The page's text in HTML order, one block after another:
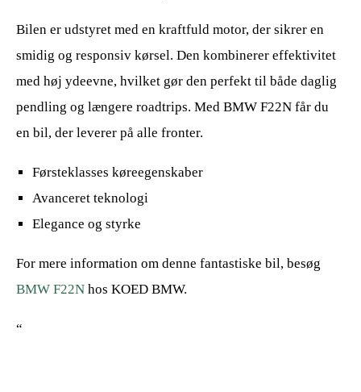
Bilen er udstyret med en kraftfuld motor, der sikrer en
smidig og responsiv kørsel. Den kombinerer effektivitet
med høj ydeevne, hvilket gør den perfekt til både daglig
pendling og længere roadtrips. Med BMW F22N får du
en bil, der leverer på alle fronter.
Førsteklasses køreegenskaber
Avanceret teknologi
Elegance og styrke
For mere information om denne fantastiske bil, besøg
BMW F22N hos KOED BMW.
“